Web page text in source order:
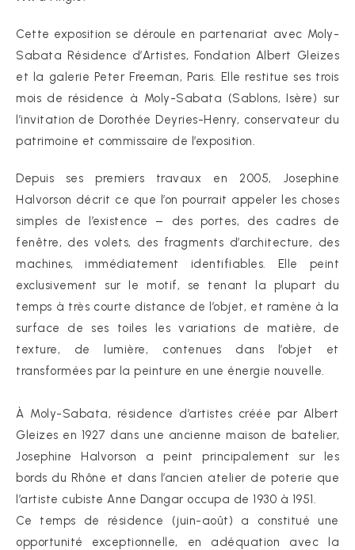
Cette exposition se déroule en partenariat avec Moly-
Sabata Résidence d’Artistes, Fondation Albert Gleizes
et la galerie Peter Freeman, Paris. Elle restitue ses trois
mois de résidence à Moly-Sabata (Sablons, Isère) sur
l’invitation de Dorothée Deyries-Henry, conservateur du
patrimoine et commissaire de l’exposition.
Depuis ses premiers travaux en 2005, Josephine
Halvorson décrit ce que l’on pourrait appeler les choses
simples de l’existence – des portes, des cadres de
fenêtre, des volets, des fragments d’architecture, des
machines, immédiatement identifiables. Elle peint
exclusivement sur le motif, se tenant la plupart du
temps à très courte distance de l’objet, et ramène à la
surface de ses toiles les variations de matière, de
texture, de lumière, contenues dans l’objet et
transformées par la peinture en une énergie nouvelle.
À Moly-Sabata, résidence d’artistes créée par Albert
Gleizes en 1927 dans une ancienne maison de batelier,
Josephine Halvorson a peint principalement sur les
bords du Rhône et dans l’ancien atelier de poterie que
l’artiste cubiste Anne Dangar occupa de 1930 à 1951.
Ce temps de résidence (juin-août) a constitué une
opportunité exceptionnelle, en adéquation avec la